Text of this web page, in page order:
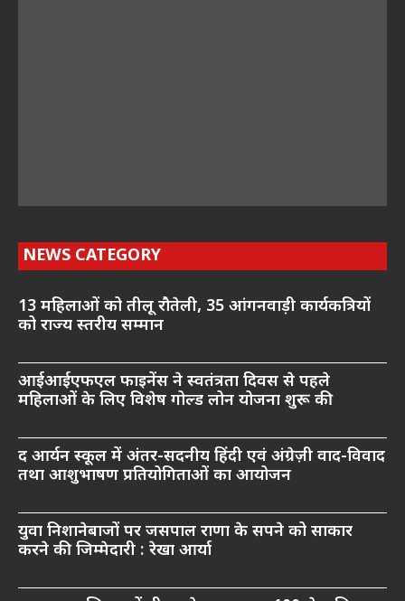
NEWS CATEGORY
13 महिलाओं को तीलू रौतेली, 35 आंगनवाड़ी कार्यकत्रियों
को राज्य स्तरीय सम्मान
आईआईएफएल फाइनेंस ने स्वतंत्रता दिवस से पहले
महिलाओं के लिए विशेष गोल्ड लोन योजना शुरू की
द आर्यन स्कूल में अंतर-सदनीय हिंदी एवं अंग्रेज़ी वाद-विवाद
तथा आशुभाषण प्रतियोगिताओं का आयोजन
युवा निशानेबाजों पर जसपाल राणा के सपने को साकार
करने की जिम्मेदारी : रेखा आर्या